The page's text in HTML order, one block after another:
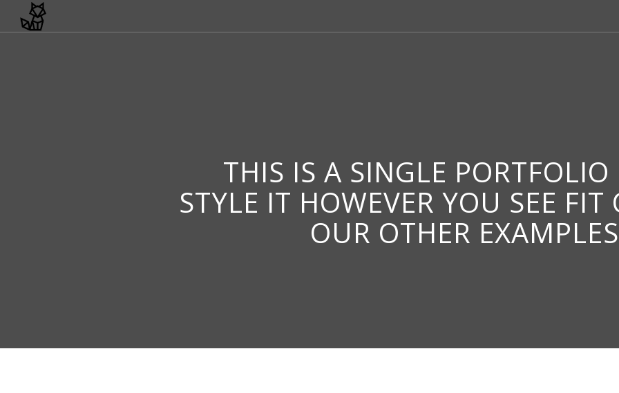
THIS IS A SINGLE PORTFOLIO
STYLE IT HOWEVER YOU SEE FIT
OUR OTHER EXAMPLES